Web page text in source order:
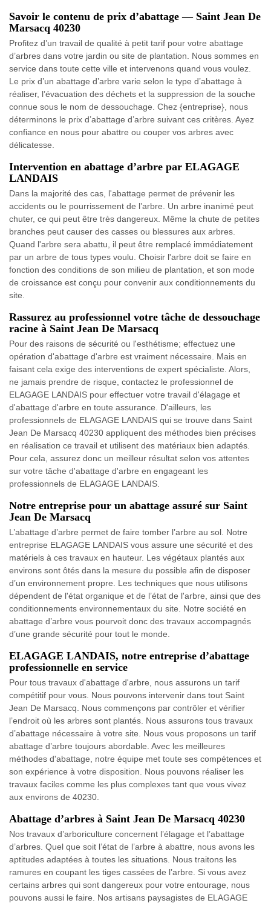
Savoir le contenu de prix d’abattage — Saint Jean De
Marsacq 40230
Profitez d’un travail de qualité à petit tarif pour votre abattage
d’arbres dans votre jardin ou site de plantation. Nous sommes en
service dans toute cette ville et intervenons quand vous voulez.
Le prix d’un abattage d’arbre varie selon le type d’abattage à
réaliser, l’évacuation des déchets et la suppression de la souche
connue sous le nom de dessouchage. Chez {entreprise}, nous
déterminons le prix d’abattage d’arbre suivant ces critères. Ayez
confiance en nous pour abattre ou couper vos arbres avec
délicatesse.
Intervention en abattage d’arbre par ELAGAGE
LANDAIS
Dans la majorité des cas, l'abattage permet de prévenir les
accidents ou le pourrissement de l’arbre. Un arbre inanimé peut
chuter, ce qui peut être très dangereux. Même la chute de petites
branches peut causer des casses ou blessures aux arbres.
Quand l'arbre sera abattu, il peut être remplacé immédiatement
par un arbre de tous types voulu. Choisir l'arbre doit se faire en
fonction des conditions de son milieu de plantation, et son mode
de croissance est conçu pour convenir aux conditionnements du
site.
Rassurez au professionnel votre tâche de dessouchage
racine à Saint Jean De Marsacq
Pour des raisons de sécurité ou l'esthétisme; effectuez une
opération d'abattage d'arbre est vraiment nécessaire. Mais en
faisant cela exige des interventions de expert spécialiste. Alors,
ne jamais prendre de risque, contactez le professionnel de
ELAGAGE LANDAIS pour effectuer votre travail d'élagage et
d'abattage d'arbre en toute assurance. D'ailleurs, les
professionnels de ELAGAGE LANDAIS qui se trouve dans Saint
Jean De Marsacq 40230 appliquent des méthodes bien précises
en réalisation ce travail et utilisent des matériaux bien adaptés.
Pour cela, assurez donc un meilleur résultat selon vos attentes
sur votre tâche d'abattage d'arbre en engageant les
professionnels de ELAGAGE LANDAIS.
Notre entreprise pour un abattage assuré sur Saint
Jean De Marsacq
L’abattage d’arbre permet de faire tomber l’arbre au sol. Notre
entreprise ELAGAGE LANDAIS vous assure une sécurité et des
matériels à ces travaux en hauteur. Les végétaux plantés aux
environs sont ôtés dans la mesure du possible afin de disposer
d’un environnement propre. Les techniques que nous utilisons
dépendent de l'état organique et de l’état de l'arbre, ainsi que des
conditionnements environnementaux du site. Notre société en
abattage d’arbre vous pourvoit donc des travaux accompagnés
d’une grande sécurité pour tout le monde.
ELAGAGE LANDAIS, notre entreprise d’abattage
professionnelle en service
Pour tous travaux d'abattage d'arbre, nous assurons un tarif
compétitif pour vous. Nous pouvons intervenir dans tout Saint
Jean De Marsacq. Nous commençons par contrôler et vérifier
l’endroit où les arbres sont plantés. Nous assurons tous travaux
d’abattage nécessaire à votre site. Nous vous proposons un tarif
abattage d’arbre toujours abordable. Avec les meilleures
méthodes d'abattage, notre équipe met toute ses compétences et
son expérience à votre disposition. Nous pouvons réaliser les
travaux faciles comme les plus complexes tant que vous vivez
aux environs de 40230.
Abattage d’arbres à Saint Jean De Marsacq 40230
Nos travaux d’arboriculture concernent l’élagage et l’abattage
d’arbres. Quel que soit l’état de l’arbre à abattre, nous avons les
aptitudes adaptées à toutes les situations. Nous traitons les
ramures en coupant les tiges cassées de l’arbre. Si vous avez
certains arbres qui sont dangereux pour votre entourage, nous
pouvons aussi le faire. Nos artisans paysagistes de ELAGAGE